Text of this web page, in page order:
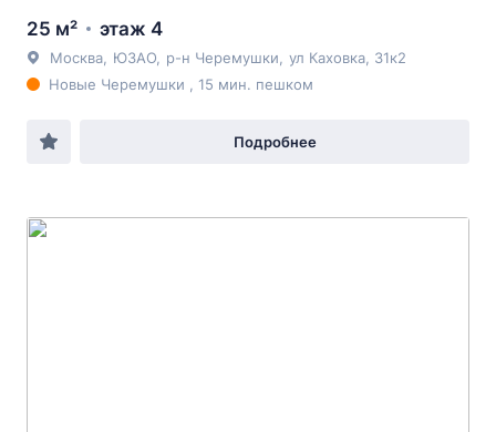
25 м² этаж 4
Москва ЮЗАО р-н Черемушки ул Каховка , 31к2
Новые Черемушки , 15 мин. пешком
Подробнее